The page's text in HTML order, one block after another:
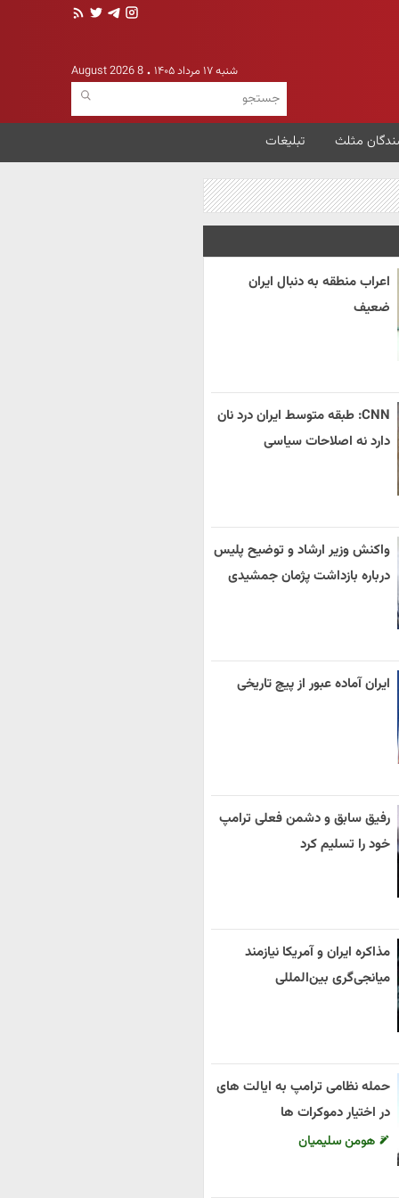
شنبه ۱۷ مرداد ۱۴۰۵ 8 August 2026
مثلث تبلیغات
اعراب منطقه به دنبال ایران
ضعیف
CNN: طبقه متوسط ایران درد نان
دارد نه اصلاحات سیاسی
واکنش وزیر ارشاد و توضیح پلیس
درباره بازداشت پژمان جمشیدی
ایران آماده عبور از پیچ تاریخی
رفیق سابق و دشمن فعلی ترامپ
خود را تسلیم کرد
مذاکره ایران و آمریکا نیازمند
میانجی‌گری بین‌المللی
حمله نظامی ترامپ به ایالت های
در اختیار دموکرات ها
هومن سلیمیان